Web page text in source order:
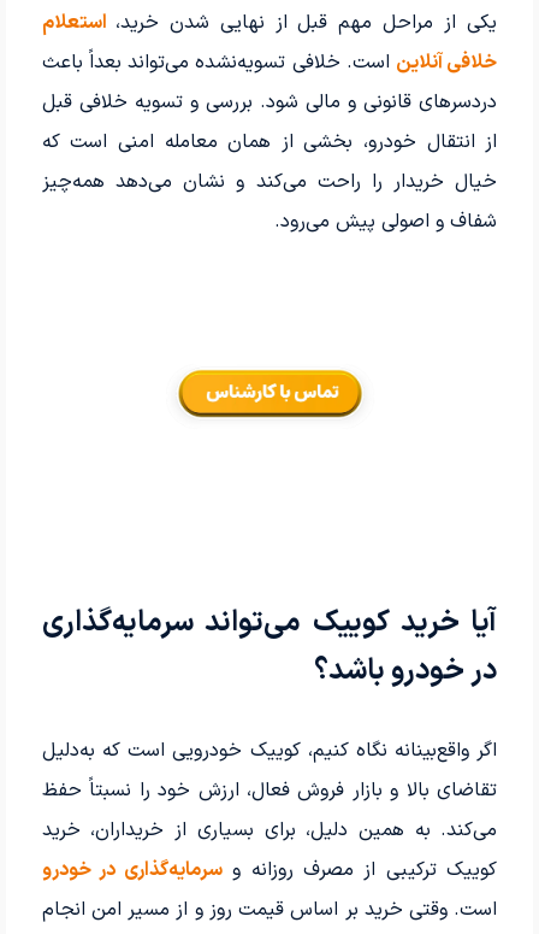
یکی از مراحل مهم قبل از نهایی شدن خرید، استعلام
خلافی آنلاین است. خلافی تسویه‌نشده می‌تواند بعداً باعث
دردسرهای قانونی و مالی شود. بررسی و تسویه خلافی قبل
از انتقال خودرو، بخشی از همان معامله امنی است که
خیال خریدار را راحت می‌کند و نشان می‌دهد همه‌چیز
شفاف و اصولی پیش می‌رود.
آیا خرید کوییک می‌تواند سرمایه‌گذاری
در خودرو باشد؟
اگر واقع‌بینانه نگاه کنیم، کوییک خودرویی است که به‌دلیل
تقاضای بالا و بازار فروش فعال، ارزش خود را نسبتاً حفظ
می‌کند. به همین دلیل، برای بسیاری از خریداران، خرید
کوییک ترکیبی از مصرف روزانه وسرمایه‌گذاری در خودرو
است. وقتی خرید بر اساس قیمت روز و از مسیر امن انجام